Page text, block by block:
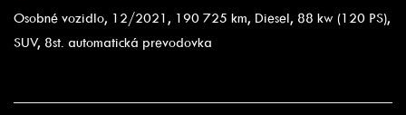
Osobné vozidlo, 12/2021, 190 725 km, Diesel, 88 kw (120 PS),
SUV, 8st. automatická prevodovka